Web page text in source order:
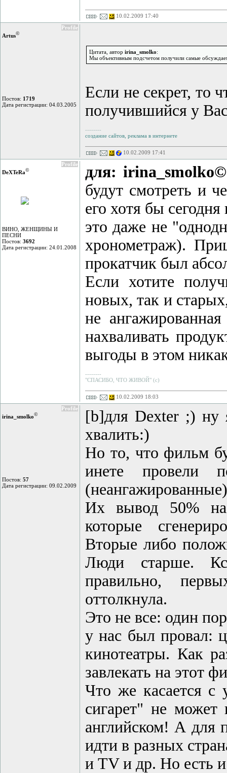
10.02.2009 17:40
Profile
Artus©
Постов: 1719
Дата регистрации: 04.03.2005
Цитата, автор irina_smolko:
Мы объективным подсчетом получили самые
Если не секрет, то
получившийся у
--------
создание сайтов, реклама в интернете
10.02.2009 17:41
Profile
DeXTeRа©
ВИНО, ЖЕНЩИНЫ И
ПЕСНИ
Постов: 3692
Дата регистрации: 24.01.2008
для: irina_smolko©
будут смотреть и
его хотя бы
это даже не
хронометраж).
прокатчик был
Если хотите
новых, так и
не
нахваливать
выгоды в этом
--------
"СПАСИБО, ЧТО ЖИВОЙ" (с)
10.02.2009 18:03
Profile
irina_smolko©
Постов: 57
Дата регистрации: 09.02.2009
[b]для Dexter ;) ну
хвалить:)
Но то, что фильм
инете провели
Их вывод 50% на
которые
Вторые либо
Люди старше.
правильно,
оттолкнула.
Это не все: один
у нас был провал:
кинотеатры. Как
завлекать на этот
Что же касается
сигарет" не может
английском! А для
идти в разных
и TV и др. Но есть